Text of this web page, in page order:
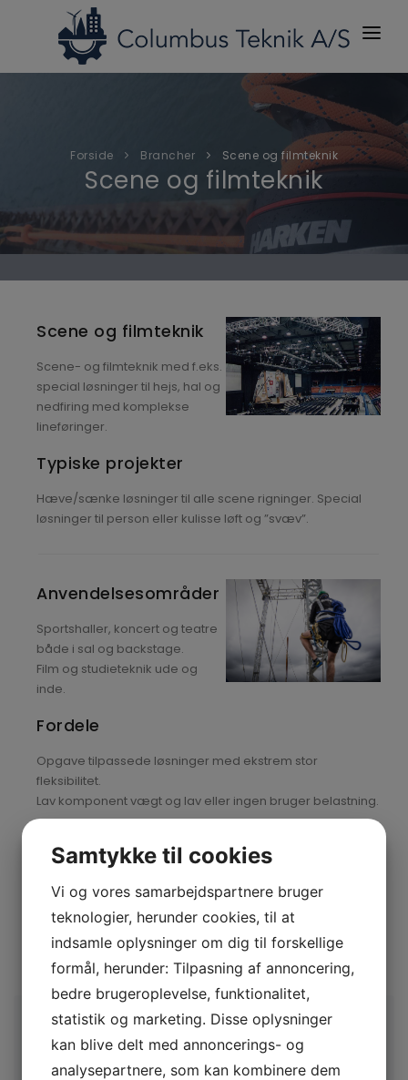
OM OS
PRODUKTER
NETVÆRK
NYHEDER
KONTAKT
Forside Brancher Scene og filmteknik
Scene og filmteknik
Scene og filmteknik
Scene- og filmteknik med f.eks.
special løsninger til hejs, hal og
nedfiring med komplekse
lineføringer.
Typiske projekter
Hæve/sænke løsninger til alle scene rigninger. Special
løsninger til person eller kulisse løft og ”svæv”.
Anvendelsesområder
Sportshaller, koncert og teatre
både i sal og backstage.
Film og studieteknik ude og
inde.
Fordele
Opgave tilpassede løsninger med ekstrem stor
fleksibilitet.
Lav komponent vægt og lav eller ingen bruger belastning.
Produktgrupper
Alle skinnesystemer.
POWERSeat i alle typer.
Ankerpunkter.
Spil og blokke.
BRANCHER
Bygge og anlæg
Samtykke til cookies
Vi og vores samarbejdspartnere bruger
teknologier, herunder cookies, til at
indsamle oplysninger om dig til forskellige
formål, herunder: Tilpasning af annoncering,
bedre brugeroplevelse, funktionalitet,
statistik og marketing. Disse oplysninger
kan blive delt med annoncerings- og
analysepartnere, som kan kombinere dem